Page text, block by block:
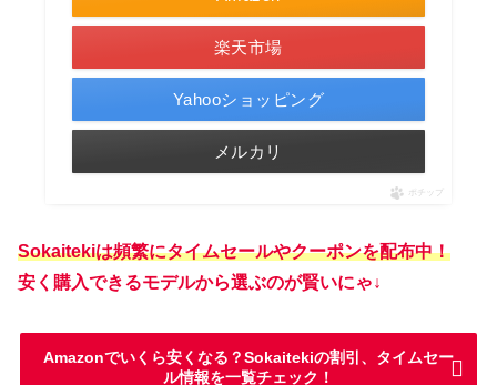
楽天市場
Yahooショッピング
メルカリ
ポチップ
Sokaitekiは頻繁にタイムセールやクーポンを配布中！
安く購入できるモデルから選ぶのが賢いにゃ↓
Amazonでいくら安くなる？Sokaitekiの割引、タイムセー
ル情報を一覧チェック！